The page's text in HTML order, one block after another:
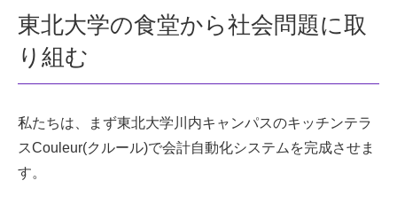
東北大学の食堂から社会問題に取
り組む
私たちは、まず東北大学川内キャンパスのキッチンテラ
スCouleur(クルール)で会計自動化システムを完成させま
す。